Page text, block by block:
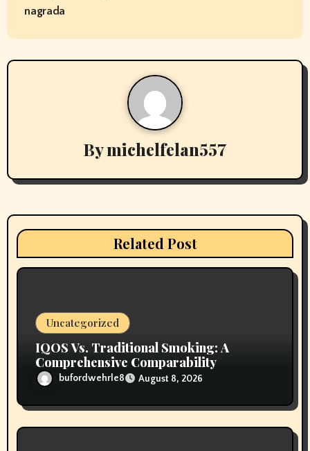
t
n
g
a
nagrada
Bymichelfelan557
Related Post
Uncategorized
IQOS Vs. Traditional Smoking: A
Comprehensive Comparability
bufordwehrle8 August 8, 2026